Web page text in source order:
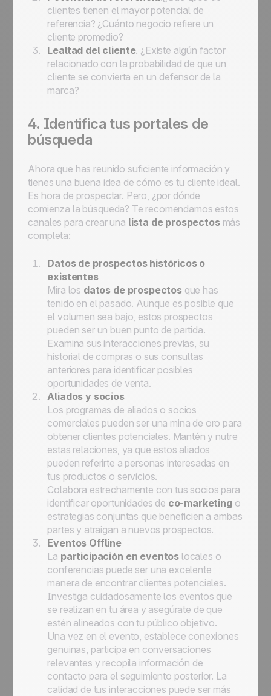
clientes tienen el mayor potencial de
referencia? ¿Cuánto negocio refiere un
cliente promedio?
Lealtad del cliente. ¿Existe algún factor
relacionado con la probabilidad de que un
cliente se convierta en un defensor de la
marca?
4. Identifica tus portales de
búsqueda
Ahora que has reunido suficiente información y
tienes una buena idea de cómo es tu cliente ideal.
Es hora de prospectar. Pero, ¿por dónde
comienza la búsqueda? Te recomendamos estos
canales para crear una lista de prospectosmás
completa:
Datos de prospectos históricos o
existentes
Mira los datos de prospectos que has
tenido en el pasado. Aunque es posible que
el volumen sea bajo, estos prospectos
pueden ser un buen punto de partida.
Examina sus interacciones previas, su
historial de compras o sus consultas
anteriores para identificar posibles
oportunidades de venta.
Aliados y socios
Los programas de aliados o socios
comerciales pueden ser una mina de oro para
obtener clientes potenciales. Mantén y nutre
estas relaciones, ya que estos aliados
pueden referirte a personas interesadas en
tus productos o servicios.
Colabora estrechamente con tus socios para
identificar oportunidades de co-marketingo
estrategias conjuntas que beneficien a ambas
partes y atraigan a nuevos prospectos.
Eventos Offline
La participación en eventos locales o
conferencias puede ser una excelente
manera de encontrar clientes potenciales.
Investiga cuidadosamente los eventos que
se realizan en tu área y asegúrate de que
estén alineados con tu público objetivo.
Una vez en el evento, establece conexiones
genuinas, participa en conversaciones
relevantes y recopila información de
contacto para el seguimiento posterior. La
calidad de tus interacciones puede ser más